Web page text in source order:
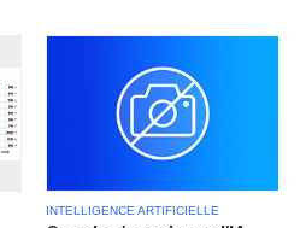
INTELLIGENCE ARTIFICIELLE